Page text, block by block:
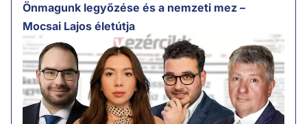
Önmagunk legyőzése és a nemzeti mez –
Mocsai Lajos életútja